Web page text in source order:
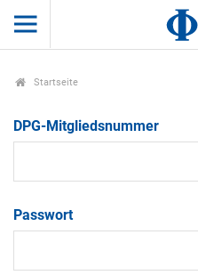
Startseite
DPG-Mitgliedsnummer
Passwort